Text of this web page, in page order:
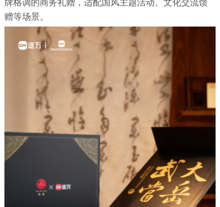
牌格调的商务礼赠，适配国风主题活动、文化交流馈
赠等场景。